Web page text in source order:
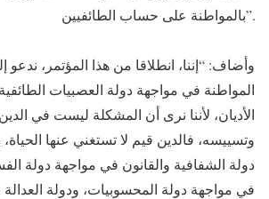
بالمواطنة على حساب الطائفيين”.
وأضاف: “إننا، انطلاقا من هذا المؤتمر، ندعو
المواطنة في مواجهة دولة العصبيات
الأديان، لأننا نرى أن المشكلة ليست في
وتسييسه، فالدين قيم لا تستغني عنها الحياة،
دولة الشفافية والقانون في مواجهة دولة
في مواجهة دولة المحسوبيات، ودولة